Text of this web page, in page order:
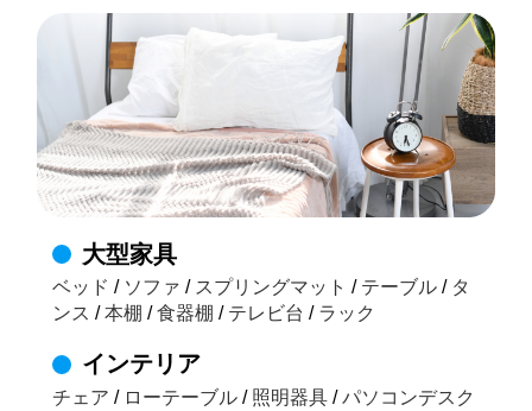
大型家具
ベッド / ソファ / スプリングマット / テーブル/ タ
ンス /本棚 /食器棚 / テレビ台 / ラック
インテリア
チェア / ローテーブル/ 照明器具/パソコンデスク